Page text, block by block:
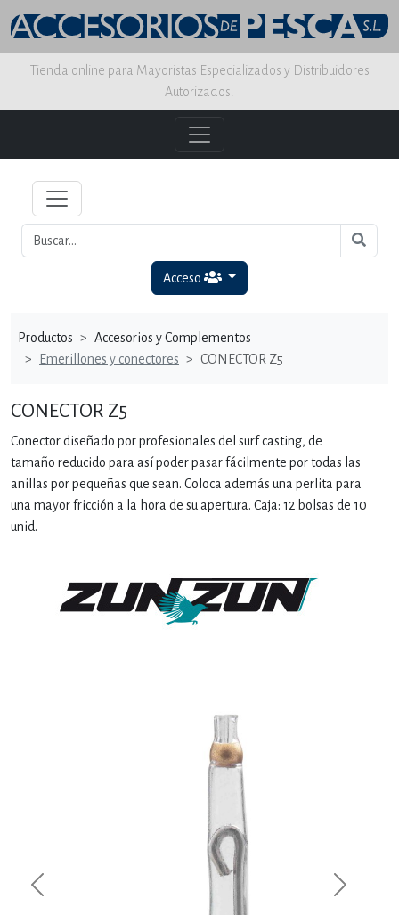
Tienda online para Mayoristas Especializados y Distribuidores
Autorizados.
Acceso
Productos
Accesorios y Complementos
Emerillones y conectores
CONECTOR Z5
CONECTOR Z5
Conector diseñado por profesionales del surf casting, de
tamaño reducido para así poder pasar fácilmente por todas las
anillas por pequeñas que sean. Coloca además una perlita para
una mayor fricción a la hora de su apertura. Caja: 12 bolsas de 10
unid.
Previous Next